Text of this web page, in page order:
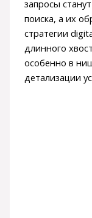
запросы
поиска, а их
стратегии
длинного
особенно в
детализации